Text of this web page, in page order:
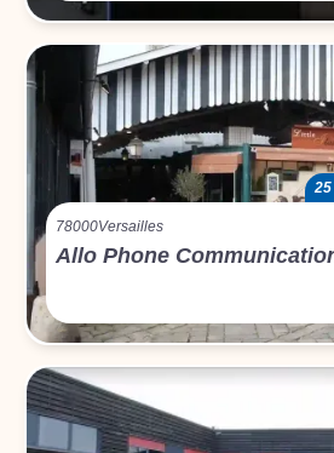
78000Versailles
Allo Phone